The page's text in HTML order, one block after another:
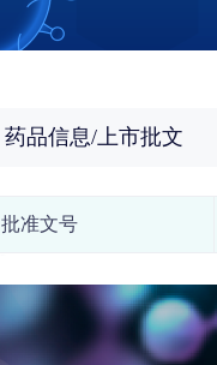
药品信息/上市批文
批准文号